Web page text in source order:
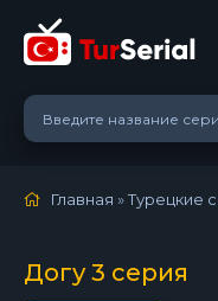
Главная »Турецкие
Догу 3 серия